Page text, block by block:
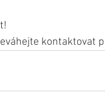
kontaktovat